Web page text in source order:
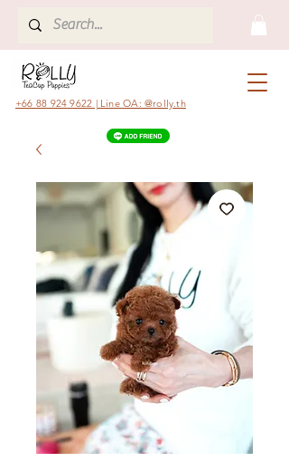
+66 88 924 9622 | Line OA: @rolly.th